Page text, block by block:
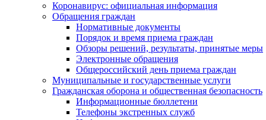
Коронавирус: официальная информация
Обращения граждан
Нормативные документы
Порядок и время приема граждан
Обзоры решений, результаты, принятые меры
Электронные обращения
Общероссийский день приема граждан
Муниципальные и государственные услуги
Гражданская оборона и общественная безопасность
Информационные бюллетени
Телефоны экстренных служб